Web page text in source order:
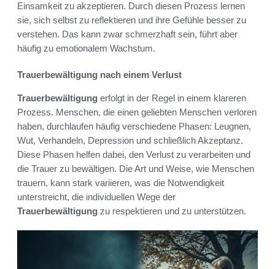
Einsamkeit zu akzeptieren. Durch diesen Prozess lernen
sie, sich selbst zu reflektieren und ihre Gefühle besser zu
verstehen. Das kann zwar schmerzhaft sein, führt aber
häufig zu emotionalem Wachstum.
Trauerbewältigung nach einem Verlust
Trauerbewältigung erfolgt in der Regel in einem klareren
Prozess. Menschen, die einen geliebten Menschen verloren
haben, durchlaufen häufig verschiedene Phasen: Leugnen,
Wut, Verhandeln, Depression und schließlich Akzeptanz.
Diese Phasen helfen dabei, den Verlust zu verarbeiten und
die Trauer zu bewältigen. Die Art und Weise, wie Menschen
trauern, kann stark variieren, was die Notwendigkeit
unterstreicht, die individuellen Wege der
Trauerbewältigung zu respektieren und zu unterstützen.